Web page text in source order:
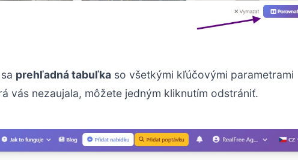
prehľadná tabuľka so všetkými kľúčovými parametrami
vás nezaujala, môžete jedným kliknutím odstrániť.